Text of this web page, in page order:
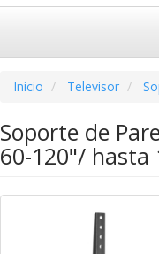
Inicio Televisor
Soporte de
60-120"/ hasta